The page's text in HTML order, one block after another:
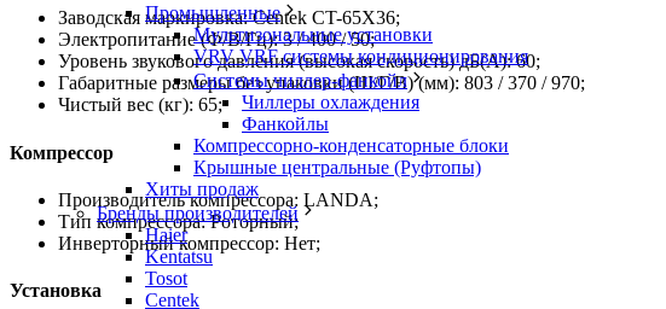
Промышленные
Мультизональные установки
VRV VRF системы кондиционирования
Системы чиллер-фанкойл
Чиллеры охлаждения
Фанкойлы
Компрессорно-конденсаторные блоки
Крышные центральные (Руфтопы)
Хиты продаж
Бренды производителей
Haier
Kentatsu
Tosot
Centek
Заводская маркировка: Centek CT-65X36;
Электропитание (Ф/В/Гц): 3 / 400 / 50;
Уровень звукового давления (высокая скорость) дБ(А): 60;
Габаритные размеры без упаковки (Ш/Г/В) (мм): 803 / 370 / 970;
Чистый вес (кг): 65;
Компрессор
Производитель компрессора: LANDA;
Тип компрессора: Роторный;
Инверторный компрессор: Нет;
Установка